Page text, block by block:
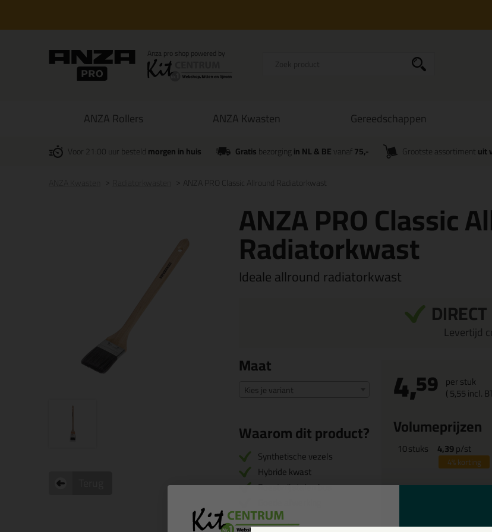
ANZA Rollers ANZA Kwasten Gereedschappen
Voor 21:00 uur besteldmorgen in huis Gratisbezorgingin NL & BEvanaf 75,- Grootste assortiment uit
ANZA PRO Classic Allround Radiatorkwast
ANZA PRO Classic
Radiatorkwast
Ideale allround radiatorkwast
Levertijd
Maat
Kies je variant
Waarom dit product?
Synthetische vezels
Hybride kwast
Roestvrij stalen bus
4,59 per stuk
(5,55incl.
Volumeprijzen
10stuks 4,39p/st
4%korting